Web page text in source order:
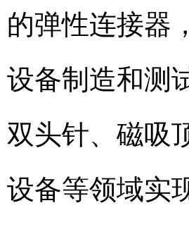
的弹性连接器
设备制造和测
双头针、磁吸
设备等领域实